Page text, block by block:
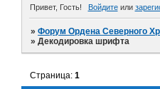
Привет, Гость! Войдитеили
»Форум Ордена Северного
»Декодировка шрифта
Страница:1